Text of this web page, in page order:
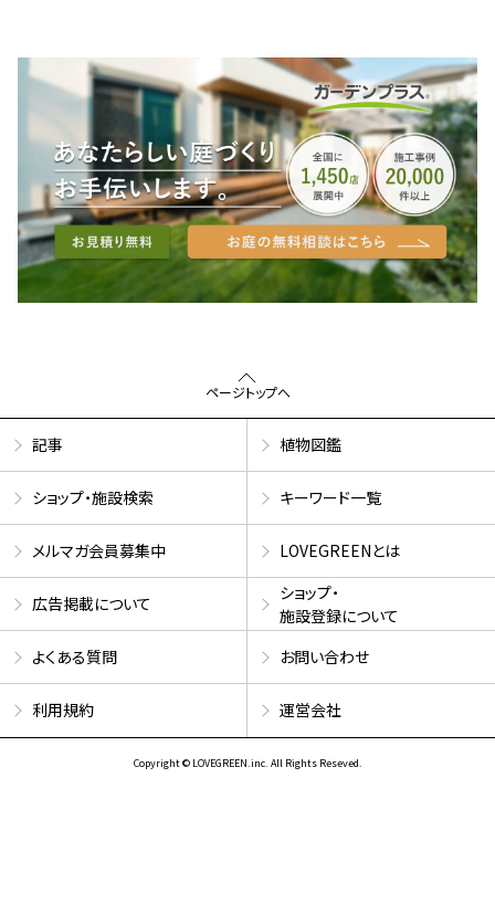
ページトップへ
記事 植物図鑑
ショップ・施設検索 キーワード一覧
メルマガ会員募集中 LOVEGREENとは
広告掲載について
ショップ・
施設登録について
よくある質問
お問い合わせ
利用規約 運営会社
Copyright © LOVEGREEN.inc. All Rights Reseved.